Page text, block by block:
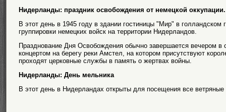
Нидерланды: праздник освобождения от немецкой оккупации.
В этот день в 1945 году в здании гостиницы "Мир" в голландском
группировки немецких войск на территории Нидерландов.
Празднование Дня Освобождения обычно завершается вечером
концертом на берегу реки Амстел, на котором присутствуют
проходят церковные службы в память о жертвах войны.
Нидерланды: День мельника
В этот день в Нидерландах открыты для посещения все